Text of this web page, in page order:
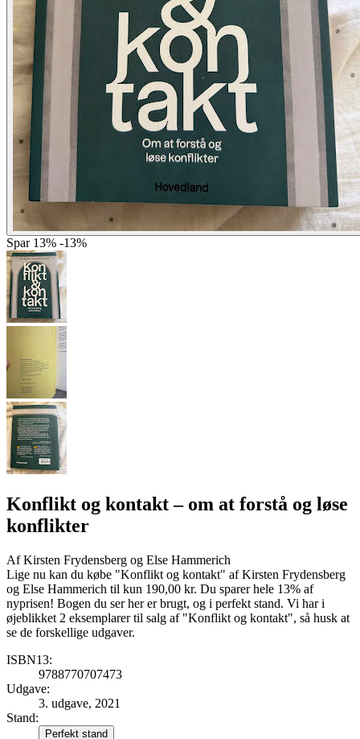
Spar 13% -13%
Konflikt og kontakt– om at forstå og løse
konflikter
AfKirsten Frydensberg og Else Hammerich
Lige nu kan du købe "Konflikt og kontakt" af Kirsten Frydensberg
og Else Hammerich til kun 190,00 kr. Du sparer hele 13% af
nyprisen! Bogen du ser her er brugt, og i perfekt stand. Vi har i
øjeblikket 2 eksemplarer til salg af "Konflikt og kontakt", så husk at
se de forskellige udgaver.
ISBN13:
9788770707473
Udgave:
3. udgave, 2021
Stand:
Perfekt stand